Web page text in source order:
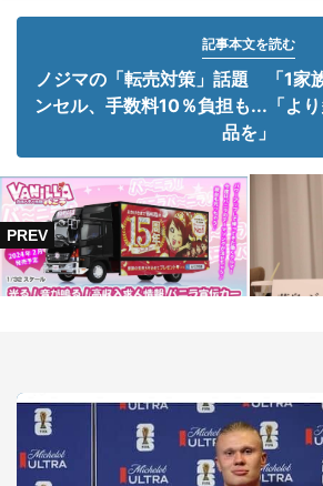
記事本文を読む
ノジマの「転売対策」話題 「1家
ンセル、手数料10％負担も...「よ
品を」